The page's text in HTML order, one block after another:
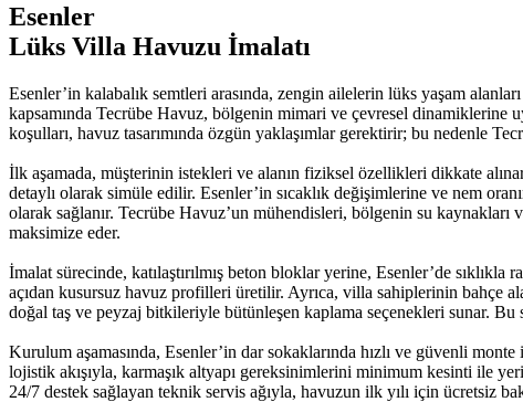
Esenler
Lüks Villa Havuzu İmalatı
Esenler’in kalabalık semtleri arasında, zengin ailelerin lüks yaşam
kapsamında Tecrübe Havuz, bölgenin mimari ve çevresel dinamiklerine
koşulları, havuz tasarımında özgün yaklaşımlar gerektirir; bu nedenle
İlk aşamada, müşterinin istekleri ve alanın fiziksel özellikleri dikkate
detaylı olarak simüle edilir. Esenler’in sıcaklık değişimlerine ve nem
olarak sağlanır. Tecrübe Havuz’un mühendisleri, bölgenin su kaynakları
maksimize eder.
İmalat sürecinde, katılaştırılmış beton bloklar yerine, Esenler’de
açıdan kusursuz havuz profilleri üretilir. Ayrıca, villa sahiplerinin bahçe
doğal taş ve peyzaj bitkileriyle bütünleşen kaplama seçenekleri sunar.
Kurulum aşamasında, Esenler’in dar sokaklarında hızlı ve güvenli
lojistik akışıyla, karmaşık altyapı gereksinimlerini minimum kesinti ile
24/7 destek sağlayan teknik servis ağıyla, havuzun ilk yılı için ücretsiz